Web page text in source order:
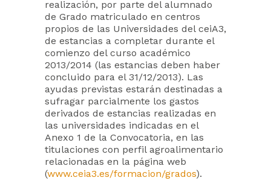
realización, por parte del alumnado
de Grado matriculado en centros
propios de las Universidades del ceiA3,
de estancias a completar durante el
comienzo del curso académico
2013/2014 (las estancias deben haber
concluido para el 31/12/2013). Las
ayudas previstas estarán destinadas a
sufragar parcialmente los gastos
derivados de estancias realizadas en
las universidades indicadas en el
Anexo 1 de la Convocatoria, en las
titulaciones con perfil agroalimentario
relacionadas en la página web
(www.ceia3.es/formacion/grados).